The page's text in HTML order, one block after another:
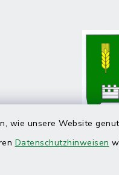
wie unsere Website
Datenschutzhinweisen